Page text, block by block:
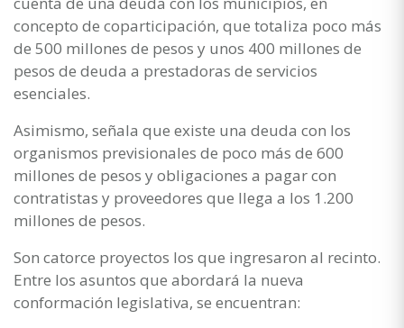
concepto de coparticipación, que totaliza poco más
de 500 millones de pesos y unos 400 millones de
pesos de deuda a prestadoras de servicios
esenciales.
Asimismo, señala que existe una deuda con los
organismos previsionales de poco más de 600
millones de pesos y obligaciones a pagar con
contratistas y proveedores que llega a los 1.200
millones de pesos.
Son catorce proyectos los que ingresaron al recinto.
Entre los asuntos que abordará la nueva
conformación legislativa, se encuentran: